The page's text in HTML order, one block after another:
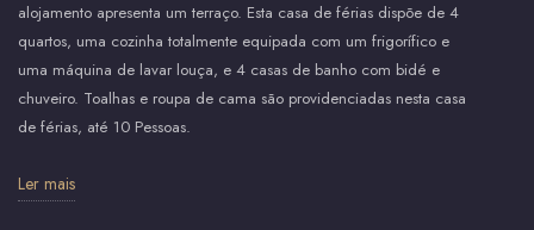
alojamento apresenta um terraço. Esta casa de férias dispõe de 4
quartos, uma cozinha totalmente equipada com um frigorífico e
uma máquina de lavar louça, e 4 casas de banho com bidé e
chuveiro. Toalhas e roupa de cama são providenciadas nesta casa
de férias, até 10 Pessoas.
Ler mais